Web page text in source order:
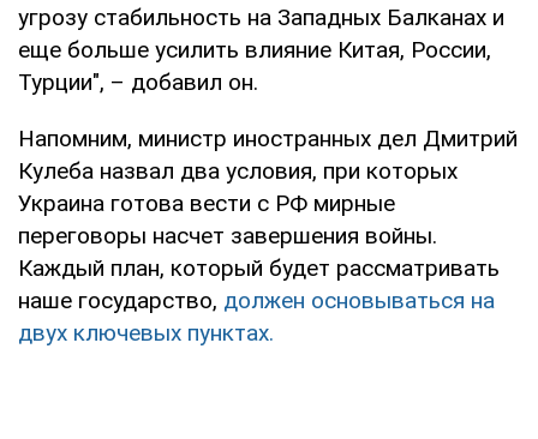
угрозу стабильность на Западных Балканах и
еще больше усилить влияние Китая, России,
Турции", – добавил он.
Напомним, министр иностранных дел Дмитрий
Кулеба назвал два условия, при которых
Украина готова вести с РФ мирные
переговоры насчет завершения войны.
Каждый план, который будет рассматривать
наше государство, должен основываться на
двух ключевых пунктах.